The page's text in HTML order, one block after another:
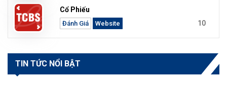
Cổ Phiếu
Đánh Giá Website 10
TIN TỨC NỔI BẬT